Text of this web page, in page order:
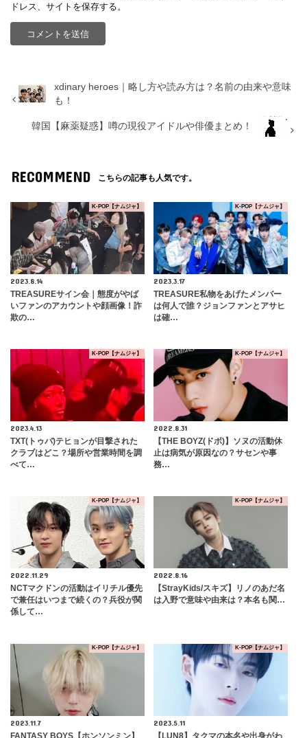
ドレス、サイトを保存する。
xdinary heroes｜略し方や読み方は？名前の由来や意味
も！
韓国【麻薬疑惑】噂の現役アイドルや俳優まとめ！
RECOMMEND こちらの記事も人気です。
K-POP【ナムジャ】
2023.8.14
TREASUREサイン会｜態度がやば
いファンのアカウントや顔画像！詐
欺の…
K-POP【ナムジャ】
2023.3.17
TREASURE私物をあげたメンバー
は何人で誰？ジョンファンとアサヒ
は確…
K-POP【ナムジャ】
2023.4.13
TXT(トゥバ)テヒョンが目撃された
クラブはどこ？場所や営業時間を調
べて…
K-POP【ナムジャ】
2022.8.31
【THE BOYZ(ドボ)】ソヌの活動休
止は病気が原因なの？サセンや事
務…
K-POP【ナムジャ】
2022.11.29
NCTマクドンの活動はイリチル優先
で兼任はいつまで続くの？兵役が関
係して…
K-POP【ナムジャ】
2022.8.16
【StrayKids/スキズ】リノのあだ名
は入野で意味や由来は？本名も関…
K-POP【ナムジャ】
2023.11.7
FANTASY BOYS【ホンソンミン】
K-POP【ナムジャ】
2023.5.11
【LUN8】タクマの本名や出身がわ